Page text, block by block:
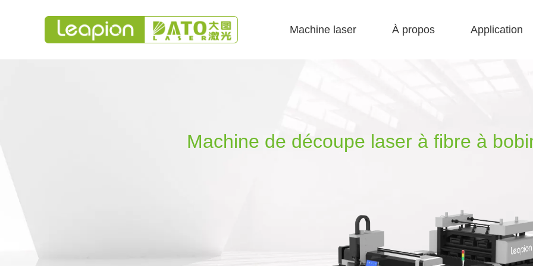
Machine laser À propos Application
Machine de découpe laser à fibre à